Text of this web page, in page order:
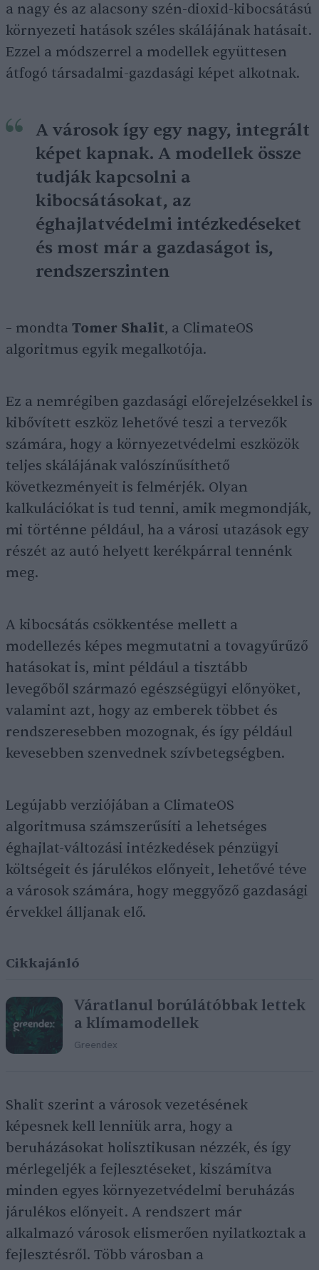
a nagy és az alacsony szén-dioxid-kibocsátású
környezeti hatások széles skálájának hatásait.
Ezzel a módszerrel a modellek együttesen
átfogó társadalmi-gazdasági képet alkotnak.
A városok így egy nagy, integrált
képet kapnak. A modellek össze
tudják kapcsolni a
kibocsátásokat, az
éghajlatvédelmi intézkedéseket
és most már a gazdaságot is,
rendszerszinten
– mondta Tomer Shalit, a ClimateOS
algoritmus egyik megalkotója.
Ez a nemrégiben gazdasági előrejelzésekkel is
kibővített eszköz lehetővé teszi a tervezők
számára, hogy a környezetvédelmi eszközök
teljes skálájának valószínűsíthető
következményeit is felmérjék. Olyan
kalkulációkat is tud tenni, amik megmondják,
mi történne például, ha a városi utazások egy
részét az autó helyett kerékpárral tennénk
meg.
A kibocsátás csökkentése mellett a
modellezés képes megmutatni a tovagyűrűző
hatásokat is, mint például a tisztább
levegőből származó egészségügyi előnyöket,
valamint azt, hogy az emberek többet és
rendszeresebben mozognak, és így például
kevesebben szenvednek szívbetegségben.
Legújabb verziójában a ClimateOS
algoritmusa számszerűsíti a lehetséges
éghajlat-változási intézkedések pénzügyi
költségeit és járulékos előnyeit, lehetővé téve
a városok számára, hogy meggyőző gazdasági
érvekkel álljanak elő.
Cikkajánló
Váratlanul borúlátóbbak lettek
a klímamodellek
Greendex
Shalit szerint a városok vezetésének
képesnek kell lenniük arra, hogy a
beruházásokat holisztikusan nézzék, és így
mérlegeljék a fejlesztéseket, kiszámítva
minden egyes környezetvédelmi beruházás
járulékos előnyeit. A rendszert már
alkalmazó városok elismerően nyilatkoztak a
fejlesztésről. Több városban a